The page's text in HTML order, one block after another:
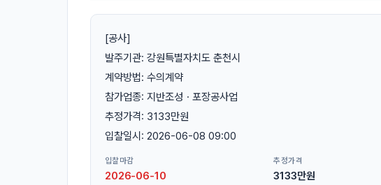
[공사]
발주기관: 강원특별자치도 춘천시
계약방법: 수의계약
참가업종: 지반조성ㆍ포장공사업
추정가격: 3133만원
입찰일시: 2026-06-08 09:00
입찰마감
2026-06-10
추정가격
3133만원